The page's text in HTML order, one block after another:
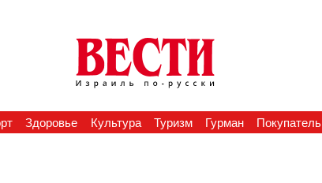
Здоровье Культура Туризм Гурман Покупатель